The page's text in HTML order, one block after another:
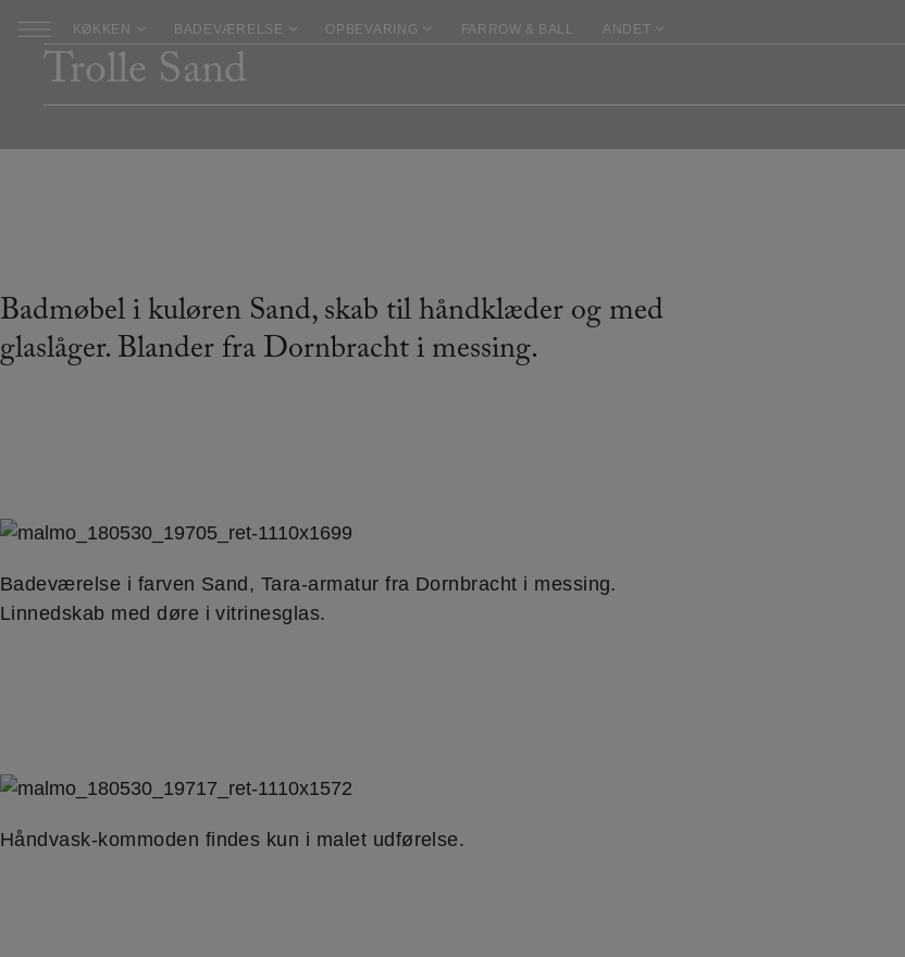
indholdet
KØKKEN BADEVÆRELSE OPBEVARING FARROW & BALL ANDET
Trolle Sand
Badmøbel i kuløren Sand, skab til håndklæder og med
glaslåger. Blander fra Dornbracht i messing.
Badeværelse i farven Sand, Tara-armatur fra Dornbracht i messing.
Linnedskab med døre i vitrinesglas.
Håndvask-kommoden findes kun i malet udførelse.